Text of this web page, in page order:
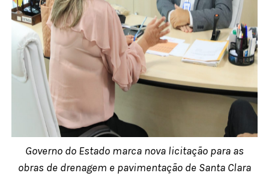
Governo do Estado marca nova licitação para as
obras de drenagem e pavimentação de Santa Clara